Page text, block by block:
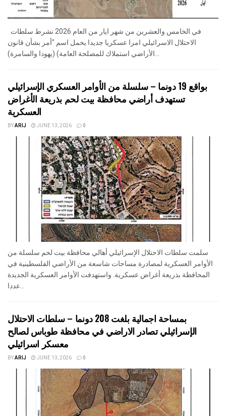
الاحتلال الاسرائيلي امرا عسكريا جديدا يحمل اسم "أمر بشأن قانون
بواقع 19 دونما – سلسلة من الأوامر العسكري الإسرائيلي
تستهدف أراضي محافظة بيت لحم بذريعة الأغراض
العسكرية
BYARIJ JUNE 13, 2026 0
سلمت سلطات الاحتلال الإسرائيلي أهالي محافظة بيت لحم سلسلة من
الأوامر العسكرية لمصادرة مساحات شاسعة من الأراضي الفلسطينية في
المحافظة بذريعة أغراض عسكرية. واستهدفت الأوامر العسكرية الجديدة
بمساحة اجمالية بلغت 208 دونما – سلطات الاحتلال
الإسرائيلي تصادر الاراضي في محافظة طوباس لصالح
معسكر اسرائيلي
BYARIJ JUNE 13, 2026 0